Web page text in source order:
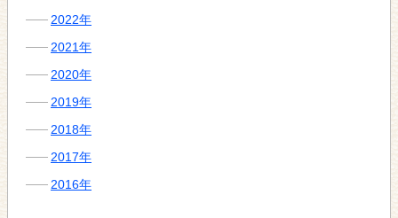
2022年
2021年
2020年
2019年
2018年
2017年
2016年